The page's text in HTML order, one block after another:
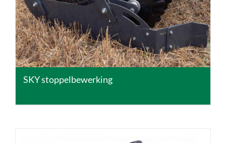
SKY stoppelbewerking